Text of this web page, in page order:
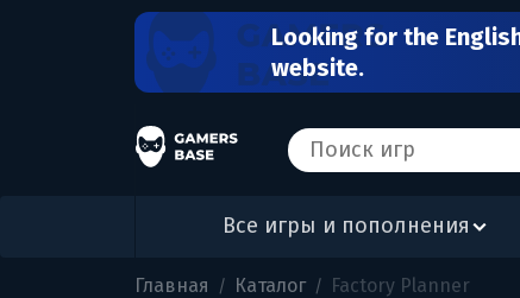
Looking for the
website.
Все игры и пополнения
Главная / Каталог / Factory Planner